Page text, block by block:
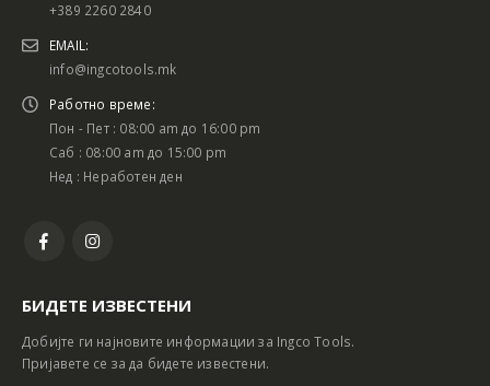
+389 2260 2840
EMAIL:
info@ingcotools.mk
Работно време:
Пон - Пет : 08:00 am до 16:00 pm
Саб : 08:00 am до 15:00 pm
Нед : Неработен ден
БИДЕТЕ ИЗВЕСТЕНИ
Добијте ги најновите информации за Ingco Tools.
Пријавете се за да бидете известени.